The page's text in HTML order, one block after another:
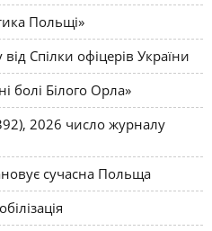
Польщі»
Спілки офіцерів України
болі Білого Орла»
2026 число журналу
сучасна Польща